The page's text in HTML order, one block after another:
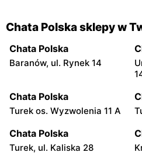
Chata Polska sklepy w
Chata Polska
Baranów, ul. Rynek 14
Chata Polska
Turek os. Wyzwolenia 11 A
Chata Polska
Turek, ul. Kaliska 28